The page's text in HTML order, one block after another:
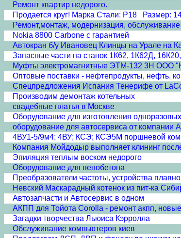
Ремонт квартир недорого.
Продается круг! Марка Стали: Р18 Размер:
Ремонт,монтаж, модернизация,
Nokia 8800 Carbone с гарантией
Автокран б/у Ивановец Клинцы на Урале на
Запасные части на станок 1К62, 1К62Д,
Муфты электромагнитные ЭТМ-132 3Н ООО
Оптовые поставки - нефтепродукты, нефть,
Спецпредложения Испания Тенерифе от
Производим демонтаж котельных
свадебные платья в Москве
Оборудование для изготовления
оборудование для автосервиса от компании
4ВУ1-5/9м4; 4ВУ; КСЭ; КСЭ5М поршневой
Компания Мойдодыр выполняет клининг
Эпиляция теплым воском недорого
Оборудование для пенобетона
Преобразователи частоты, устройства
Невский Маскарадный котенок из пит-ка
Автозапчасти и Автосервис в одном
АКПП для Тойота Corolla - ремонт акпп,
Загадки творчества Льюиса Кэрролла
Обслуживание компьютеров киев